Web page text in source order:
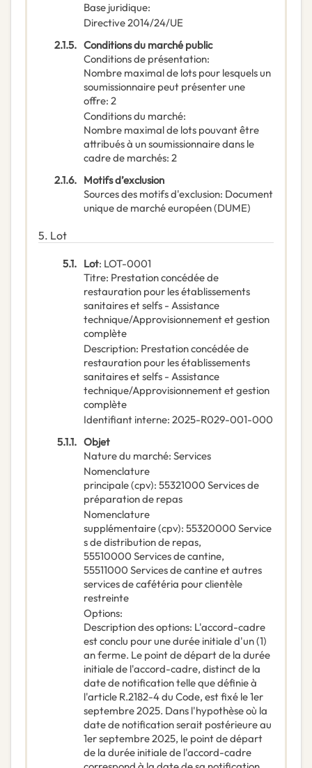
Base juridique:
Directive 2014/24/UE
2.1.5. Conditions du marché public
Conditions de présentation:
Nombre maximal de lots pour lesquels un
soumissionnaire peut présenter une
offre: 2
Conditions du marché:
Nombre maximal de lots pouvant être
attribués à un soumissionnaire dans le
cadre de marchés: 2
2.1.6. Motifs d’exclusion
Sources des motifs d'exclusion: Document
unique de marché européen (DUME)
5. Lot
5.1. Lot: LOT-0001
Titre: Prestation concédée de
restauration pour les établissements
sanitaires et selfs - Assistance
technique/Approvisionnement et gestion
complète
Description: Prestation concédée de
restauration pour les établissements
sanitaires et selfs - Assistance
technique/Approvisionnement et gestion
complète
Identifiant interne: 2025-R029-001-000
5.1.1. Objet
Nature du marché: Services
Nomenclature
principale(cpv): 55321000 Services de
préparation de repas
Nomenclature
supplémentaire(cpv): 55320000 Service
s de distribution de repas,
55510000 Services de cantine,
55511000 Services de cantine et autres
services de cafétéria pour clientèle
restreinte
Options:
Description des options: L'accord-cadre
est conclu pour une durée initiale d'un (1)
an ferme. Le point de départ de la durée
initiale de l'accord-cadre, distinct de la
date de notification telle que définie à
l'article R.2182-4 du Code, est fixé le 1er
septembre 2025. Dans l'hypothèse où la
date de notification serait postérieure au
1er septembre 2025, le point de départ
de la durée initiale de l'accord-cadre